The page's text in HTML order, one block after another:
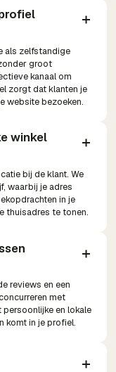
als zelfstandige
groot
kanaal om
zorgt dat klanten je
website bezoeken.
winkel
bij de klant. We
waarbij je adres
in je
thuisadres te tonen.
reviews en een
met
en lokale
komt in je profiel.